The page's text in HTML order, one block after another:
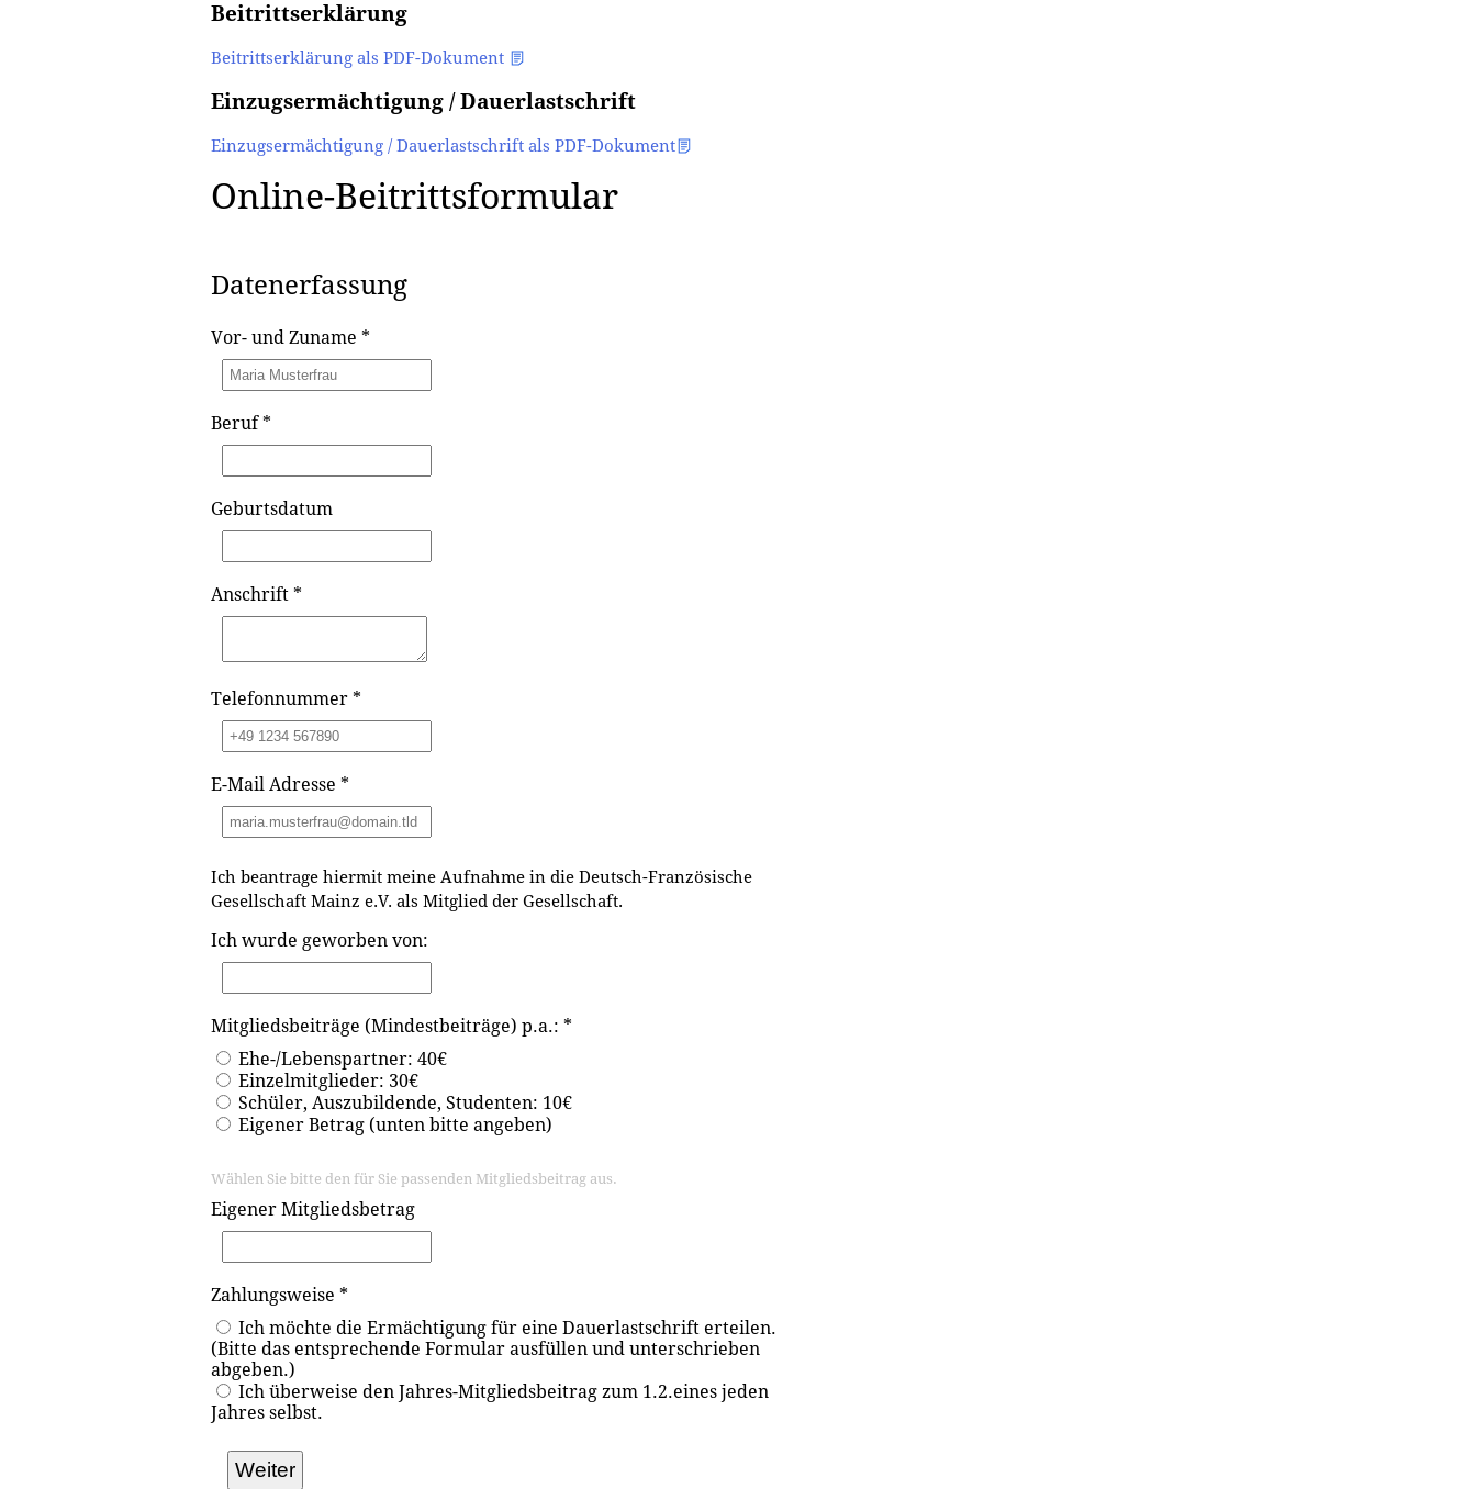
Beitrittserklärung
Beitrittserklärung als PDF-Dokument
Einzugsermächtigung / Dauerlastschrift
Einzugsermächtigung / Dauerlastschrift als PDF-Dokument
Online-Beitrittsformular
Datenerfassung
Vor- und Zuname *
Beruf *
Geburtsdatum
Anschrift *
Telefonnummer *
E-Mail Adresse *
Ich beantrage hiermit meine Aufnahme in die Deutsch-Französische
Gesellschaft Mainz e.V. als Mitglied der Gesellschaft.
Ich wurde geworben von:
Mitgliedsbeiträge (Mindestbeiträge) p.a.: *
Ehe-/Lebenspartner: 40€
Einzelmitglieder: 30€
Schüler, Auszubildende, Studenten: 10€
Eigener Betrag (unten bitte angeben)
Wählen Sie bitte den für Sie passenden Mitgliedsbeitrag aus.
Eigener Mitgliedsbetrag
Zahlungsweise *
Ich möchte die Ermächtigung für eine Dauerlastschrift erteilen.
(Bitte das entsprechende Formular ausfüllen und unterschrieben
abgeben.)
Ich überweise den Jahres-Mitgliedsbeitrag zum 1.2.eines jeden
Jahres selbst.
Weiter